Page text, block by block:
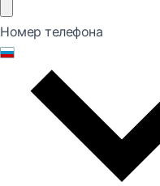
Номер телефона